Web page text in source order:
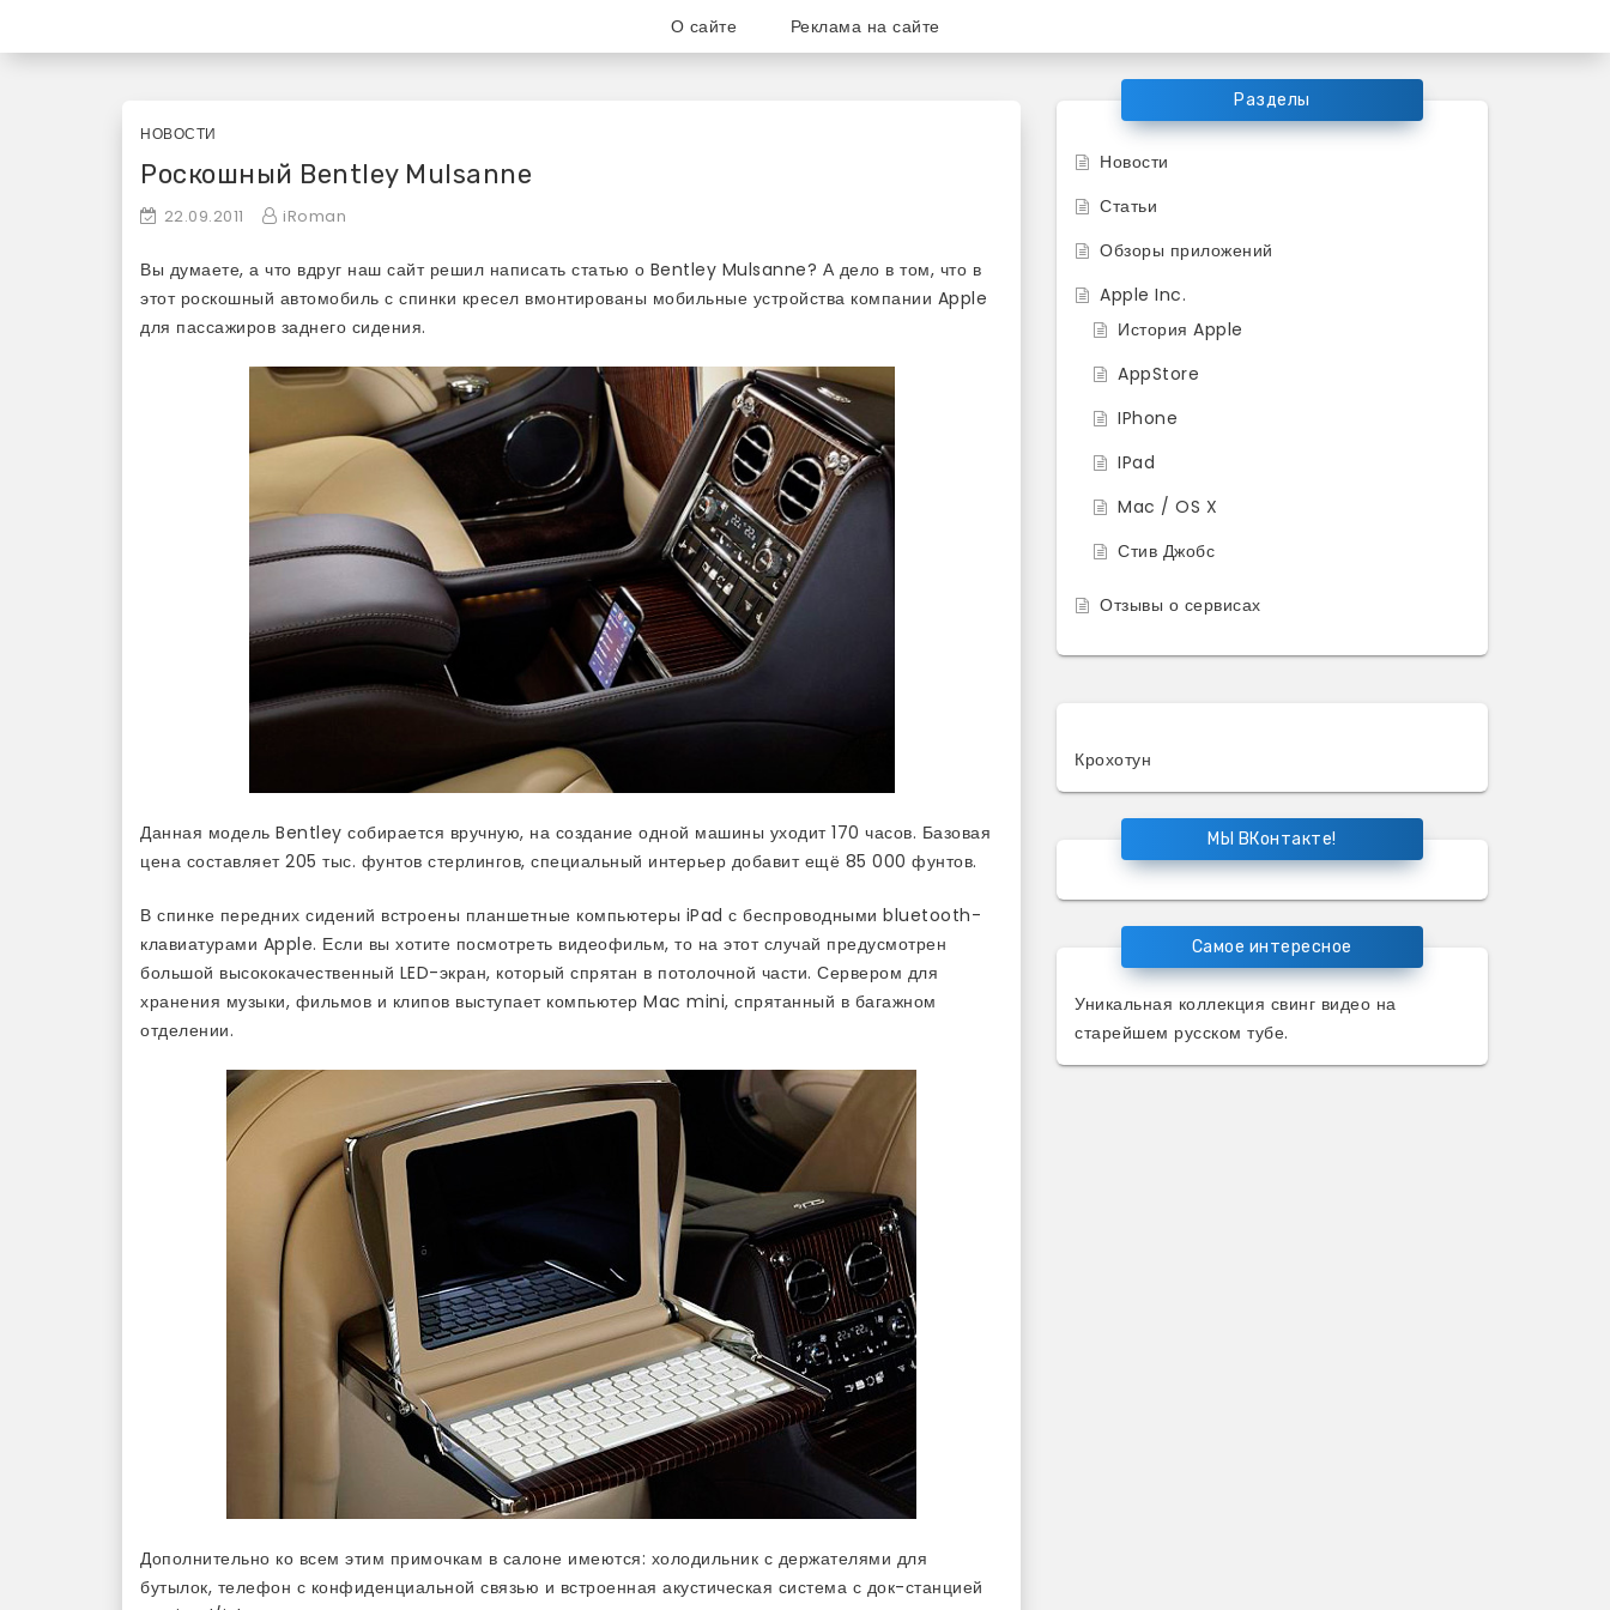
«Используй Mac» — блог для любителей и поклонников продукции Apple
О сайте Реклама на сайте
НОВОСТИ
Роскошный Bentley Mulsanne
22.09.2011 iRoman
Вы думаете, а что вдруг наш сайт решил написать статью о Bentley Mulsanne? А дело в том, что в
этот роскошный автомобиль с спинки кресел вмонтированы мобильные устройства компании Apple
для пассажиров заднего сидения.
Данная модель Bentley собирается вручную, на создание одной машины уходит 170 часов. Базовая
цена составляет 205 тыс. фунтов стерлингов, специальный интерьер добавит ещё 85 000 фунтов.
В спинке передних сидений встроены планшетные компьютеры iPad с беспроводными bluetooth-
клавиатурами Apple. Если вы хотите посмотреть видеофильм, то на этот случай предусмотрен
большой высококачественный LED-экран, который спрятан в потолочной части. Сервером для
хранения музыки, фильмов и клипов выступает компьютер Mac mini, спрятанный в багажном
отделении.
Дополнительно ко всем этим примочкам в салоне имеются: холодильник с держателями для
бутылок, телефон с конфиденциальной связью и встроенная акустическая система с док-станцией
Разделы
Новости
Статьи
Обзоры приложений
Apple Inc.
История Apple
AppStore
IPhone
IPad
Mac / OS X
Стив Джобс
Отзывы о сервисах
Крохотун
МЫ ВКонтакте!
Самое интересное
Уникальная коллекция свинг видео на
старейшем русском тубе.